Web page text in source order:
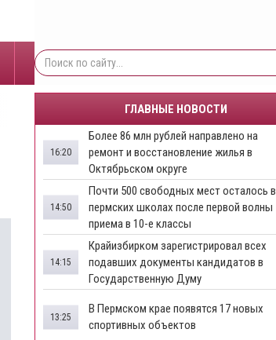
ГЛАВНЫЕ НОВОСТИ
Более 86 млн рублей направлено на
ремонт и восстановление жилья в
Октябрьском округе
16:20
Почти 500 свободных мест осталось в
пермских школах после первой волны
приема в 10-е классы
14:50
Крайизбирком зарегистрировал всех
подавших документы кандидатов в
Государственную Думу
14:15
​В Пермском крае появятся 17 новых
спортивных объектов
13:25